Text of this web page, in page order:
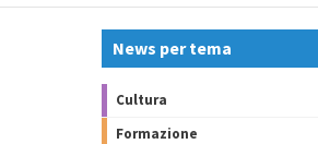
News per tema
Cultura
Formazione